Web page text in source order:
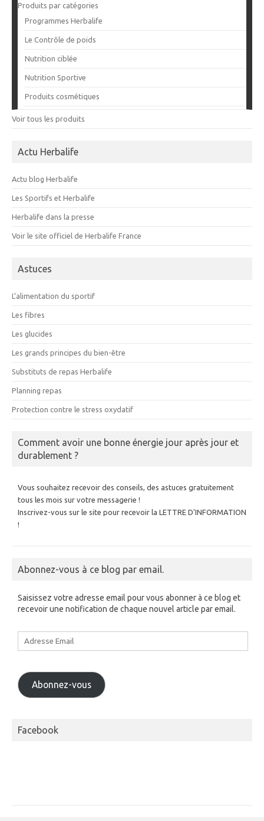
Produits par catégories
Programmes Herbalife
Le Contrôle de poids
Nutrition ciblée
Nutrition Sportive
Produits cosmétiques
Voir tous les produits
Actu Herbalife
Actu blog Herbalife
Les Sportifs et Herbalife
Herbalife dans la presse
Voir le site officiel de Herbalife France
Astuces
L’alimentation du sportif
Les fibres
Les glucides
Les grands principes du bien-être
Substituts de repas Herbalife
Planning repas
Protection contre le stress oxydatif
Comment avoir une bonne énergie jour après jour et
durablement ?
Vous souhaitez recevoir des conseils, des astuces gratuitement
tous les mois sur votre messagerie !
Inscrivez-vous sur le site pour recevoir la LETTRE D'INFORMATION
!
Abonnez-vous à ce blog par email.
Saisissez votre adresse email pour vous abonner à ce blog et
recevoir une notification de chaque nouvel article par email.
Adresse
Abonnez-vous
Facebook